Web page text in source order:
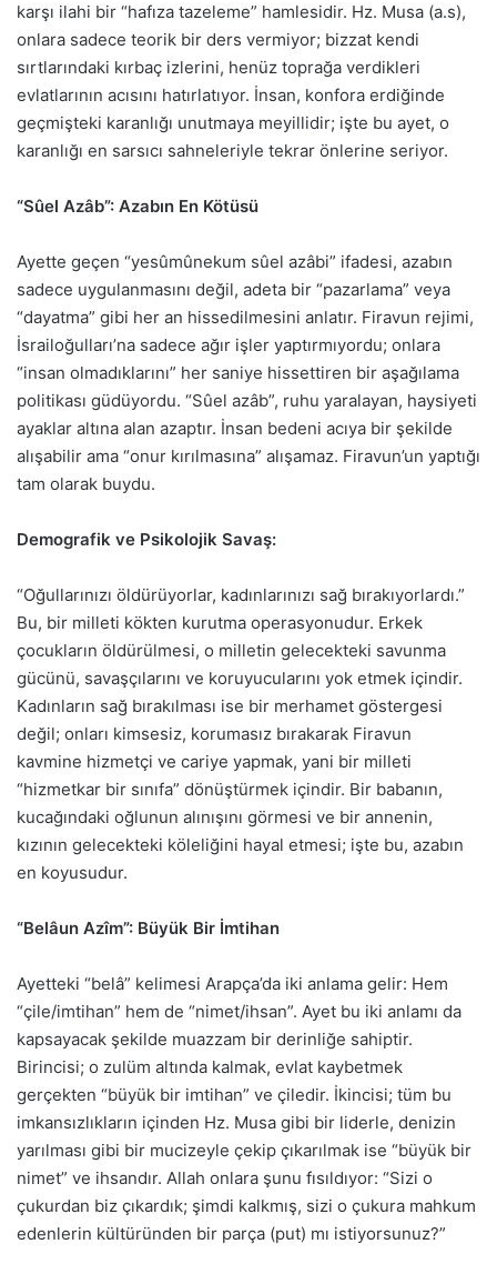
karşı ilahi bir “hafıza tazeleme” hamlesidir. Hz. Musa (a.s),
onlara sadece teorik bir ders vermiyor; bizzat kendi
sırtlarındaki kırbaç izlerini, henüz toprağa verdikleri
evlatlarının acısını hatırlatıyor. İnsan, konfora erdiğinde
geçmişteki karanlığı unutmaya meyillidir; işte bu ayet, o
karanlığı en sarsıcı sahneleriyle tekrar önlerine seriyor.
“Sûel Azâb”: Azabın En Kötüsü
Ayette geçen “yesûmûnekum sûel azâbi” ifadesi, azabın
sadece uygulanmasını değil, adeta bir “pazarlama” veya
“dayatma” gibi her an hissedilmesini anlatır. Firavun rejimi,
İsrailoğulları’na sadece ağır işler yaptırmıyordu; onlara
“insan olmadıklarını” her saniye hissettiren bir aşağılama
politikası güdüyordu. “Sûel azâb”, ruhu yaralayan, haysiyeti
ayaklar altına alan azaptır. İnsan bedeni acıya bir şekilde
alışabilir ama “onur kırılmasına” alışamaz. Firavun’un yaptığı
tam olarak buydu.
Demografik ve Psikolojik Savaş:
“Oğullarınızı öldürüyorlar, kadınlarınızı sağ bırakıyorlardı.”
Bu, bir milleti kökten kurutma operasyonudur. Erkek
çocukların öldürülmesi, o milletin gelecekteki savunma
gücünü, savaşçılarını ve koruyucularını yok etmek içindir.
Kadınların sağ bırakılması ise bir merhamet göstergesi
değil; onları kimsesiz, korumasız bırakarak Firavun
kavmine hizmetçi ve cariye yapmak, yani bir milleti
“hizmetkar bir sınıfa” dönüştürmek içindir. Bir babanın,
kucağındaki oğlunun alınışını görmesi ve bir annenin,
kızının gelecekteki köleliğini hayal etmesi; işte bu, azabın
en koyusudur.
“Belâun Azîm”: Büyük Bir İmtihan
Ayetteki “belâ” kelimesi Arapça’da iki anlama gelir: Hem
“çile/imtihan” hem de “nimet/ihsan”. Ayet bu iki anlamı da
kapsayacak şekilde muazzam bir derinliğe sahiptir.
Birincisi; o zulüm altında kalmak, evlat kaybetmek
gerçekten “büyük bir imtihan” ve çiledir. İkincisi; tüm bu
imkansızlıkların içinden Hz. Musa gibi bir liderle, denizin
yarılması gibi bir mucizeyle çekip çıkarılmak ise “büyük bir
nimet” ve ihsandır. Allah onlara şunu fısıldıyor: “Sizi o
çukurdan biz çıkardık; şimdi kalkmış, sizi o çukura mahkum
edenlerin kültüründen bir parça (put) mı istiyorsunuz?”